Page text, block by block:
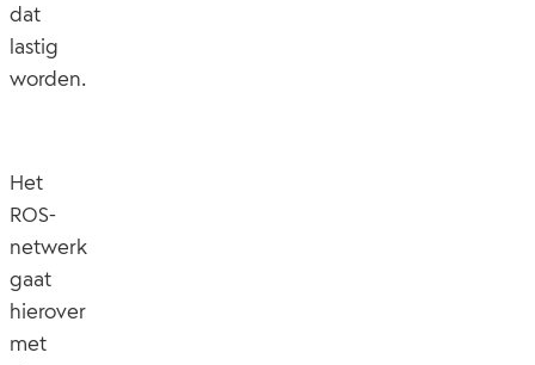
dat
lastig
worden.
Het
ROS-
netwerk
gaat
hierover
met